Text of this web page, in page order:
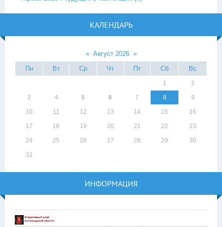
КАЛЕНДАРЬ
« Август 2026 »
Пн
Вт Ср Чт Пт Сб Вс
1 2
3 4 5 6 7 8 9
10 11 12 13 14 15 16
17 18 19 20 21 22 23
24 25 26 27 28 29 30
31
ИНФОРМАЦИЯ